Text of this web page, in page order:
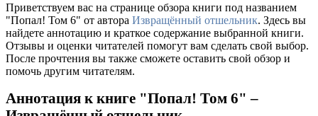
Приветствуем вас на странице обзора книги под названием
"Попал! Том 6" от автора Извращённый отшельник. Здесь вы
найдете аннотацию и краткое содержание выбранной книги.
Отзывы и оценки читателей помогут вам сделать свой выбор.
После прочтения вы также сможете оставить свой обзор и
помочь другим читателям.
Аннотация к книге "Попал! Том 6" –